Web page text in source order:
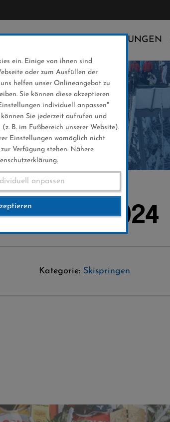
VERANSTALTUNGEN
08.12.2024
Kategorie: Skispringen
ein. Einige von ihnen sind
oder zum Ausfüllen der
helfen unser Onlineangebot zu
Sie können diese akzeptieren
individuell anpassen"
Sie jederzeit aufrufen und
B. im Fußbereich unserer Website).
Einstellungen womöglich nicht
Verfügung stehen. Nähere
anpassen